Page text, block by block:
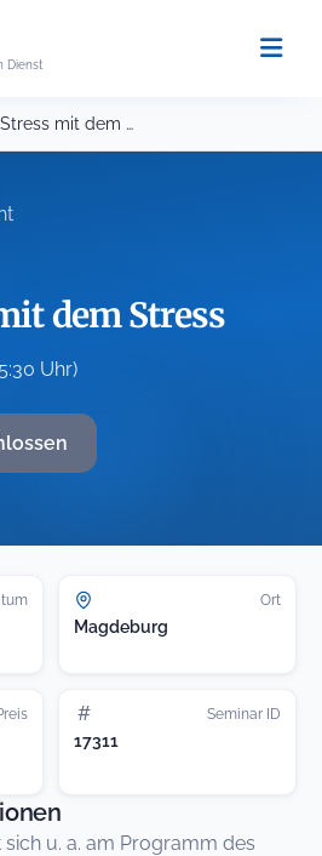
Dienst
Kein Stress mit dem Stress
dem Stress
Uhr)
Ort
Magdeburg
# Seminar ID
17311
u. a. am Programm des